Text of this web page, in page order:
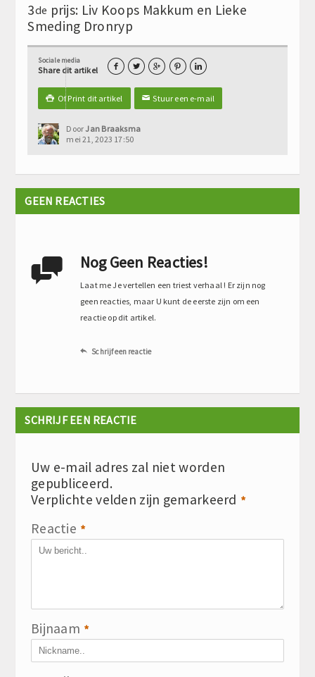
3de prijs: Liv Koops Makkum en Lieke
Smeding Dronryp
Sociale media
Share dit artikel     
 Of Print dit artikel ✉Stuur een e-mail
DoorJan Braaksma
mei 21, 2023 17:50
GEEN REACTIES
 Nog Geen Reacties!
Laat me Je vertellen een triest verhaal ! Er zijn nog
geen reacties, maar U kunt de eerste zijn om een
reactie op dit artikel.
 Schrijf een reactie
SCHRIJF EEN REACTIE
Uw e-mail adres zal niet worden
gepubliceerd.
Verplichte velden zijn gemarkeerd *
Reactie *
Bijnaam *